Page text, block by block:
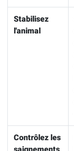
Stabilisez
l'animal
Contrôlez les